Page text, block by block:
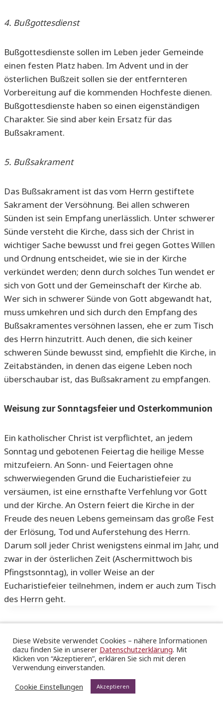
4. Bußgottesdienst
Bußgottesdienste sollen im Leben jeder Gemeinde
einen festen Platz haben. Im Advent und in der
österlichen Bußzeit sollen sie der entfernteren
Vorbereitung auf die kommenden Hochfeste dienen.
Bußgottesdienste haben so einen eigenständigen
Charakter. Sie sind aber kein Ersatz für das
Bußsakrament.
5. Bußsakrament
Das Bußsakrament ist das vom Herrn gestiftete
Sakrament der Versöhnung. Bei allen schweren
Sünden ist sein Empfang unerlässlich. Unter schwerer
Sünde versteht die Kirche, dass sich der Christ in
wichtiger Sache bewusst und frei gegen Gottes Willen
und Ordnung entscheidet, wie sie in der Kirche
verkündet werden; denn durch solches Tun wendet er
sich von Gott und der Gemeinschaft der Kirche ab.
Wer sich in schwerer Sünde von Gott abgewandt hat,
muss umkehren und sich durch den Empfang des
Bußsakramentes versöhnen lassen, ehe er zum Tisch
des Herrn hinzutritt. Auch denen, die sich keiner
schweren Sünde bewusst sind, empfiehlt die Kirche, in
Zeitabständen, in denen das eigene Leben noch
überschaubar ist, das Bußsakrament zu empfangen.
Weisung zur Sonntagsfeier und Osterkommunion
Ein katholischer Christ ist verpflichtet, an jedem
Sonntag und gebotenen Feiertag die heilige Messe
mitzufeiern. An Sonn- und Feiertagen ohne
schwerwiegenden Grund die Eucharistiefeier zu
versäumen, ist eine ernsthafte Verfehlung vor Gott
und der Kirche. An Ostern feiert die Kirche in der
Freude des neuen Lebens gemeinsam das große Fest
der Erlösung, Tod und Auferstehung des Herrn.
Darum soll jeder Christ wenigstens einmal im Jahr, und
zwar in der österlichen Zeit (Aschermittwoch bis
Pfingstsonntag), in voller Weise an der
Eucharistiefeier teilnehmen, indem er auch zum Tisch
des Herrn geht.
Katholische Gesamtkirchengemeinde Stuttgart St.
Hedwig & Ulrich
|Datenschutz
Diese Website verwendet Cookies – nähere Informationen
dazu finden Sie in unserer Datenschutzerklärung. Mit
Klicken von “Akzeptieren”, erklären Sie sich mit deren
Verwendung einverstanden.
Cookie Einstellungen
Akzeptieren